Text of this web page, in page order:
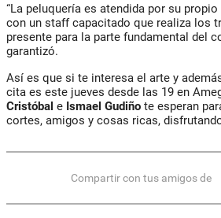
“La peluquería es atendida por su
con un staff capacitado que realiza los
presente para la parte fundamental del
garantizó.
Así es que si te interesa el arte y
cita es este jueves desde las 19 en
Cristóbal e Ismael Gudiño te esperan
cortes, amigos y cosas ricas,
Compartir con tus amigos de